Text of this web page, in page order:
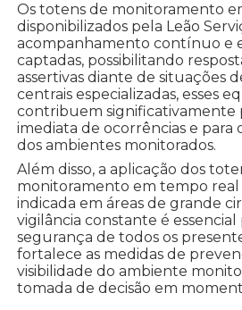
Os totens de monitoramento
disponibilizados pela Leão
acompanhamento contínuo e
captadas, possibilitando
assertivas diante de situações
centrais especializadas, esses
contribuem significativamente
imediata de ocorrências e
dos ambientes monitorados.
Além disso, a aplicação dos
monitoramento em tempo real
indicada em áreas de grande
vigilância constante é
segurança de todos os
fortalece as medidas de
visibilidade do ambiente
tomada de decisão em